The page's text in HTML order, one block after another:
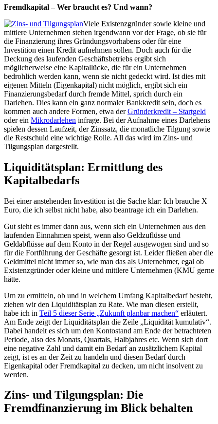
Fremdkapital – Wer braucht es? Und wann?
Viele Existenzgründer sowie kleine und
mittlere Unternehmen stehen irgendwann vor der Frage, ob sie für
die Finanzierung ihres Gründungsvorhabens oder für eine
Investition einen Kredit aufnehmen sollen. Doch auch für die
Deckung des laufenden Geschäftsbetriebs ergibt sich
möglicherweise eine Kapitallücke, die für ein Unternehmen
bedrohlich werden kann, wenn sie nicht gedeckt wird. Ist dies mit
eigenen Mitteln (Eigenkapital) nicht möglich, ergibt sich ein
Finanzierungsbedarf durch fremde Mittel, sprich durch ein
Darlehen. Dies kann ein ganz normaler Bankkredit sein, doch es
kommen auch andere Formen, etwa derGründerkredit – Startgeld
oder ein Mikrodarlehen infrage. Bei der Aufnahme eines Darlehens
spielen dessen Laufzeit, der Zinssatz, die monatliche Tilgung sowie
die Restschuld eine wichtige Rolle. All das wird im Zins- und
Tilgungsplan dargestellt.
Liquiditätsplan: Ermittlung des
Kapitalbedarfs
Bei einer anstehenden Investition ist die Sache klar: Ich brauche X
Euro, die ich selbst nicht habe, also beantrage ich ein Darlehen.
Gut sieht es immer dann aus, wenn sich ein Unternehmen aus den
laufenden Einnahmen speist, wenn also Geldzuflüsse und
Geldabflüsse auf dem Konto in der Regel ausgewogen sind und so
für die Fortführung der Geschäfte gesorgt ist. Leider fließen aber die
Geldmittel nicht immer so, wie man das als Unternehmer, egal ob
Existenzgründer oder kleine und mittlere Unternehmen (KMU gerne
hätte.
Um zu ermitteln, ob und in welchem Umfang Kapitalbedarf besteht,
ziehen wir den Liquiditätsplan zu Rate. Wie man diesen erstellt,
habe ich in Teil 5 dieser Serie „Zukunft planbar machen“ erläutert.
Am Ende zeigt der Liquiditätsplan die Zeile „Liquidität kumulativ“.
Dabei handelt es sich um den Kontostand am Ende der betrachteten
Periode, also des Monats, Quartals, Halbjahres etc. Wenn sich dort
eine negative Zahl und damit ein Bedarf an zusätzlichem Kapital
zeigt, ist es an der Zeit zu handeln und diesen Bedarf durch
Eigenkapital oder Fremdkapital zu decken, um nicht insolvent zu
werden.
Zins- und Tilgungsplan: Die
Fremdfinanzierung im Blick behalten